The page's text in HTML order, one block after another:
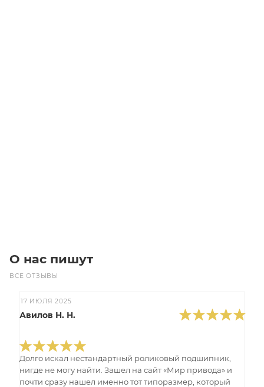
О нас пишут
ВСЕ ОТЗЫВЫ
17 ИЮЛЯ 2025
Авилов Н. Н.
Долго искал нестандартный роликовый подшипник,
нигде не могу найти. Зашел на сайт «Мир привода» и
почти сразу нашел именно тот типоразмер, который